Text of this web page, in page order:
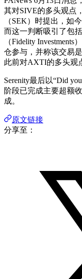
其对SIVE的多头观点
（SEK）时提出，如
而这一判断吸引了包
（Fidelity
仓参与，并称该交易
此前对AXTI的多头观
Serenity最后以“Did
阶段已完成主要超额
成。
原文链接
分享至：